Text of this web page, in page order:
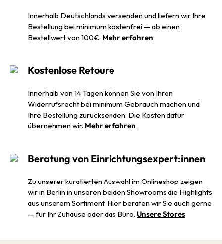
Innerhalb Deutschlands versenden und liefern wir Ihre
Bestellung bei minimum kostenfrei — ab einen
Bestellwert von 100€. Mehr erfahren
Kostenlose Retoure
Innerhalb von 14 Tagen können Sie von Ihren
Widerrufsrecht bei minimum Gebrauch machen und
Ihre Bestellung zurücksenden. Die Kosten dafür
übernehmen wir. Mehr erfahren
Beratung von Einrichtungsexpert:innen
Zu unserer kuratierten Auswahl im Onlineshop zeigen
wir in Berlin in unseren beiden Showrooms die Highlights
aus unserem Sortiment. Hier beraten wir Sie auch gerne
— für Ihr Zuhause oder das Büro. Unsere Stores